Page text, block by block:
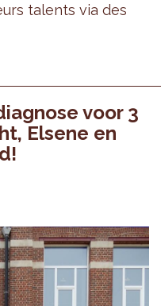
talents via des
voor 3
Elsene en